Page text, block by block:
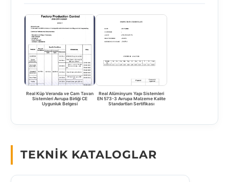
Real Küp Veranda ve Cam Tavan
Sistemleri Avrupa Birliği CE
Uygunluk Belgesi
Real Alüminyum Yapı Sistemleri
EN 573-3 Avrupa Malzeme Kalite
Standartları Sertifikası
TEKNIK KATALOGLAR